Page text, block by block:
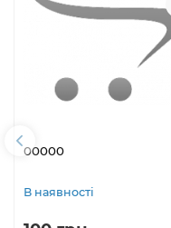
00000
В наявності